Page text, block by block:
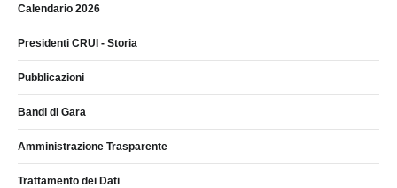
Calendario 2026
Presidenti CRUI - Storia
Pubblicazioni
Bandi di Gara
Amministrazione Trasparente
Trattamento dei Dati